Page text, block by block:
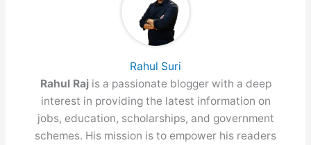
Rahul Suri
Rahul Raj is a passionate blogger with a deep
interest in providing the latest information on
jobs, education, scholarships, and government
schemes. His mission is to empower his readers